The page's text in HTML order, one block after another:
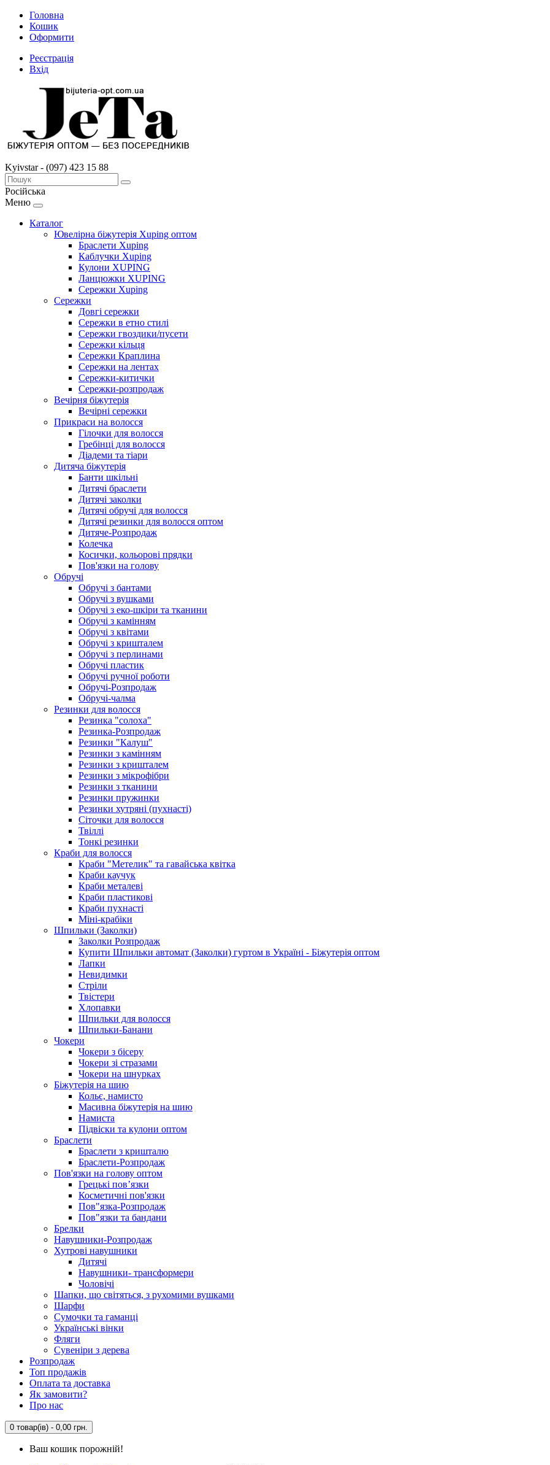
Головна
Кошик
Оформити
Реєстрація
Вхід
Kyivstar - (097) 423 15 88
Російська
Меню
Каталог
Ювелірна біжутерія Xuping оптом
Браслети Xuping
Каблучки Xuping
Кулони XUPING
Ланцюжки XUPING
Сережки Xuping
Сережки
Довгі сережки
Сережки в етно стилі
Сережки гвоздики/пусети
Сережки кільця
Сережки Краплина
Сережки на лентах
Сережки-китички
Сережки-розпродаж
Вечірня біжутерія
Вечірні сережки
Прикраси на волосся
Гілочки для волосся
Гребінці для волосся
Діадеми та тіари
Дитяча біжутерія
Банти шкільні
Дитячі браслети
Дитячі заколки
Дитячі обручі для волосся
Дитячі резинки для волосся оптом
Дитяче-Розпродаж
Колечка
Косички, кольорові прядки
Пов'язки на голову
Обручі
Обручі з бантами
Обручі з вушками
Обручі з еко-шкіри та тканини
Обручі з камінням
Обручі з квітами
Обручі з кришталем
Обручі з перлинами
Обручі пластик
Обручі ручної роботи
Обручі-Розпродаж
Обручі-чалма
Резинки для волосся
Резинка "солоха"
Резинка-Розпродаж
Резинки "Калуш"
Резинки з камінням
Резинки з кришталем
Резинки з мікрофібри
Резинки з тканини
Резинки пружинки
Резинки хутряні (пухнасті)
Сіточки для волосся
Твіллі
Тонкі резинки
Краби для волосся
Краби "Метелик" та гавайська квітка
Краби каучук
Краби металеві
Краби пластикові
Краби пухнасті
Міні-крабіки
Шпильки (Заколки)
Заколки Розпродаж
Купити Шпильки автомат (Заколки) гуртом в Україні - Біжутерія оптом
Лапки
Невидимки
Стріли
Твістери
Хлопавки
Шпильки для волосся
Шпильки-Банани
Чокери
Чокери з бісеру
Чокери зі стразами
Чокери на шнурках
Біжутерія на шию
Кольє, намисто
Масивна біжутерія на шию
Намиста
Підвіски та кулони оптом
Браслети
Браслети з кришталю
Браслети-Розпродаж
Пов'язки на голову оптом
Грецькі пов’язки
Косметичні пов'язки
Пов"язка-Розпродаж
Пов"язки та бандани
Брелки
Навушники-Розпродаж
Хутрові навушники
Дитячі
Навушники- трансформери
Чоловічі
Шапки, що світяться, з рухомими вушками
Шарфи
Сумочки та гаманці
Українські вінки
Фляги
Сувеніри з дерева
Розпродаж
Топ продажів
Оплата та доставка
Як замовити?
Про нас
0 товар(ів) - 0,00 грн.
Ваш кошик порожній!